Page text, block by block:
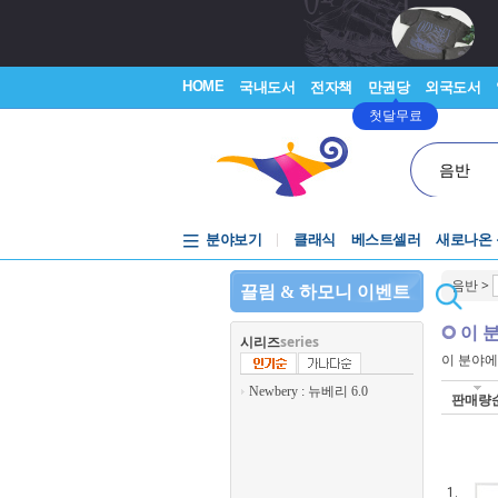
HOME 국내도서 전자책 만권당
첫달무료
외국도서
음반
분야보기 클래식 베스트셀러 새로나온
끌림 & 하모니 이벤트
시리즈series
Newbery : 뉴베리 6.0
음반>
이
이 분야
판매량
1.